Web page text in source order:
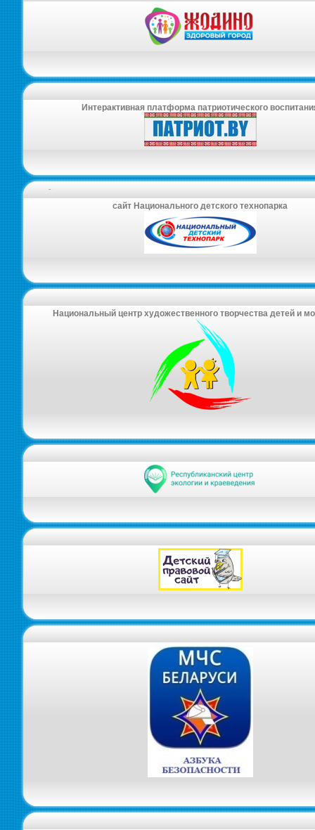
Интерактивная платформа патриотического
-
сайт Национального детского технопарка
Национальный центр художественного творчества детей и